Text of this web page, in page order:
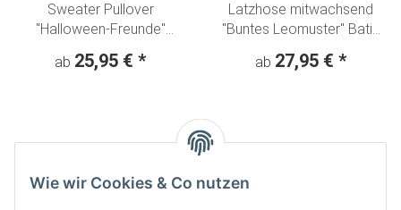
Wie wir Cookies & Co nutzen
Sweater Pullover
"Halloween-Freunde"
orange
ab 25,95 € *
Latzhose mitwachsend
"Buntes Leomuster" Batik
ab 27,95 € *